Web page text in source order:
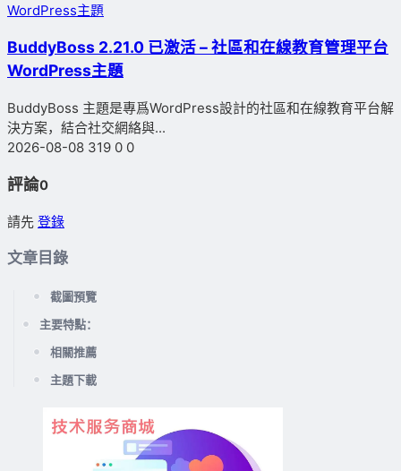
WordPress主題
BuddyBoss 2.21.0 已激活 – 社區和在線教育管理平台
WordPress主題
BuddyBoss 主題是專爲WordPress設計的社區和在線教育平台解
決方案，結合社交網絡與...
2026-08-08 319 0 0
評論0
請先 登錄
文章目錄
截圖預覽
主要特點：
相關推薦
主題下載